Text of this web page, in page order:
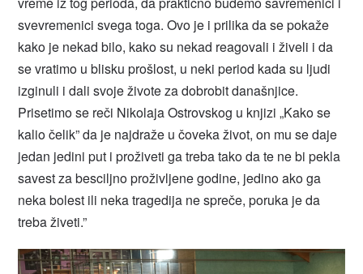
svevremenici svega toga. Ovo je i prilika da se pokaže
kako je nekad bilo, kako su nekad reagovali i živeli i da
se vratimo u blisku prošlost, u neki period kada su ljudi
izginuli i dali svoje živote za dobrobit današnjice.
Prisetimo se reči Nikolaja Ostrovskog u knjizi „Kako se
kalio čelik” da je najdraže u čoveka život, on mu se daje
jedan jedini put i proživeti ga treba tako da te ne bi pekla
savest za besciljno proživljene godine, jedino ako ga
neka bolest ili neka tragedija ne spreče, poruka je da
treba živeti.”